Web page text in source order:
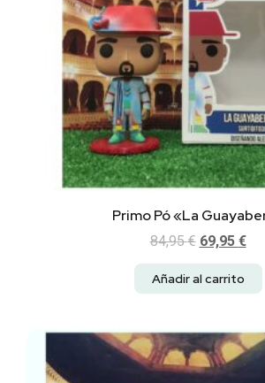
Primo Pó «La
84,95€ 69,95 €
Añadir al carrito